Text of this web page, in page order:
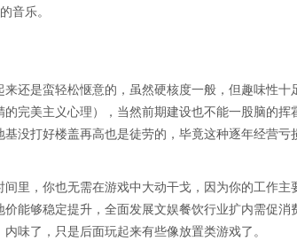
音乐。
来还是蛮轻松惬意的，虽然硬核度一般，但趣味性
的完美主义心理），当然前期建设也不能一股脑的
基没打好楼盖再高也是徒劳的，毕竟这种逐年经营
间里，你也无需在游戏中大动干戈，因为你的工作
价能够稳定提升，全面发展文娱餐饮行业扩内需促
味了，只是后面玩起来有些像放置类游戏了。